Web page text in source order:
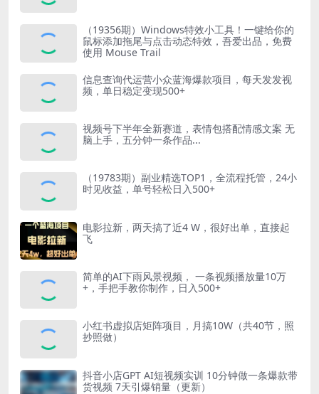
（19356期）Windows特效小工具！一键给你的
鼠标添加拖尾与点击动态特效，吾爱出品，免费
使用 Mouse Trail
信息查询代运营小众蓝海爆款项目，每天发发视
频，单日稳定变现500+
视频号下半年全新赛道，表情包搭配情感文案 无
脑上手，五分钟一条作品...
（19783期）副业精选TOP1，全流程托管，24小
时见收益，单号轻松日入500+
电影拉新，两天搞了近4 W，很好出单，直接起
飞
简单的AI下雨风景视频， 一条视频播放量10万
+，手把手教你制作，日入500+
小红书虚拟店矩阵项目，月搞10W（共40节，照
抄照做）
抖音小店GPT AI短视频实训 10分钟做一条爆款带
货视频 7天引爆销量（更新）